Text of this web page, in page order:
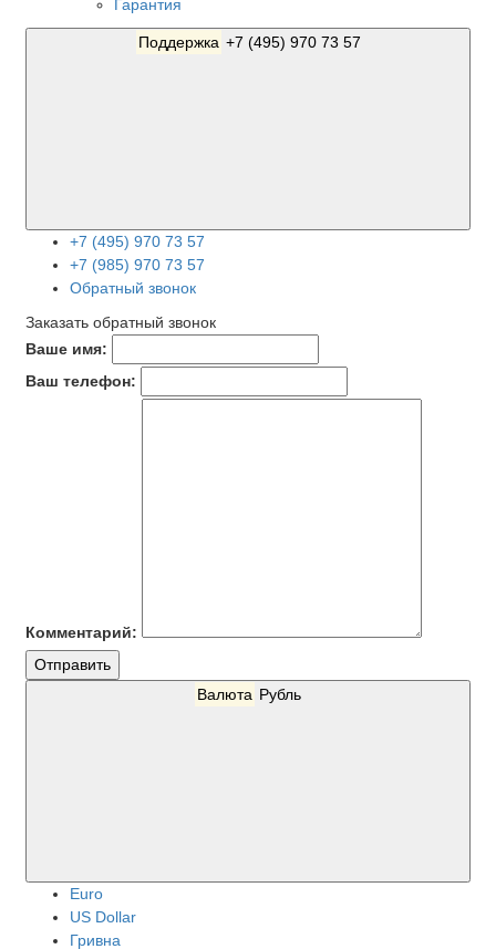
Гарантия
Поддержка
+7 (495) 970 73 57
+7 (985) 970 73 57
Обратный звонок
Заказать обратный звонок
Ваше имя:
Ваш телефон:
Комментарий:
Отправить
Валюта Рубль
Euro
US Dollar
Гривна